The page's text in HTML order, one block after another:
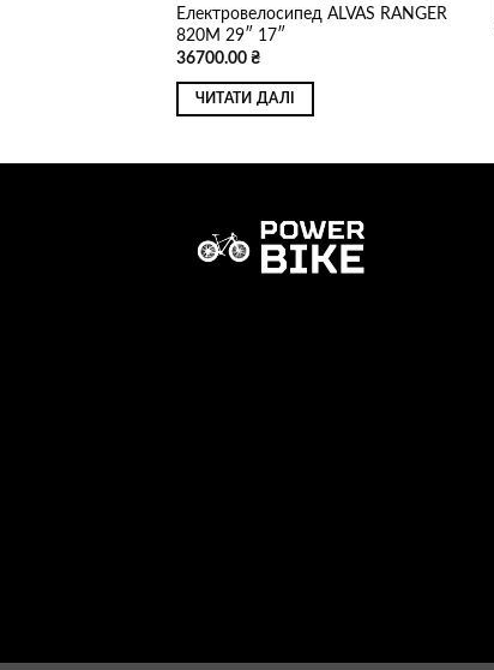
Електровелосипед ALVAS RANGER
820M 29″ 17″
36700.00 ₴
ЧИТАТИ ДАЛІ